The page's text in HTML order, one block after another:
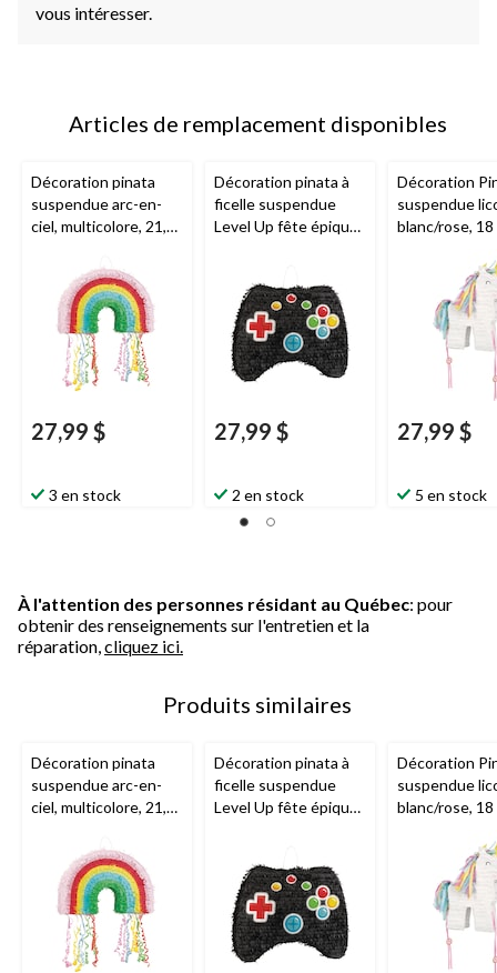
vous intéresser.
Articles de remplacement disponibles
Décoration pinata
suspendue arc-en-
ciel, multicolore, 21,5
de garniture à pinata,
pour fête de
Fierté/d'anniversaire
27,99 $
3 en stock
Décoration pinata à
ficelle suspendue
Level Up fête épique
2 lb de garniture à
pinata, pour les fêtes
d'anniversaire
27,99 $
2 en stock
Décoration
suspendue
blanc/rose, 18
garniture à
pour fêtes
d'anniversaire
27,99 $
5 en stock
À l'attention des personnes résidant au Québec: pour
obtenir des renseignements sur l'entretien et la
réparation, cliquez ici.
Produits similaires
Décoration pinata
suspendue arc-en-
ciel, multicolore, 21,5
de garniture à pinata,
pour fête de
Fierté/d'anniversaire
Décoration pinata à
ficelle suspendue
Level Up fête épique
2 lb de garniture à
pinata, pour les fêtes
d'anniversaire
Décoration
suspendue
blanc/rose, 18
garniture à
pour fêtes
d'anniversaire